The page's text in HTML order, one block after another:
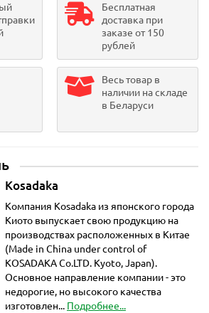
Бесплатная
доставка при
заказе от 150
рублей
Весь товар в
наличии на складе
в Беларуси
Kosadaka
Компания Kosadaka из японского города
Киото выпускает свою продукцию на
производствах расположенных в Китае
(Made in China under control of
KOSADAKA Co.LTD. Kyoto, Japan).
Основное направление компании - это
недорогие, но высокого качества
изготовлен... Подробнее...